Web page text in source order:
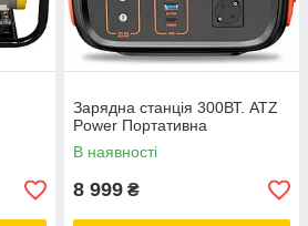
Зарядна станція 300ВТ. ATZ
Power Портативна
В наявності
8 999 ₴